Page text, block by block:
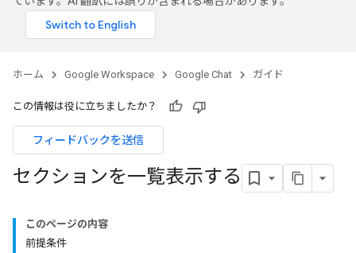
ホーム Google Workspace Google Chat ガイド
この情報は役に立ちましたか？
フィードバックを送信
セクションを一覧表示する
このページの内容
前提条件